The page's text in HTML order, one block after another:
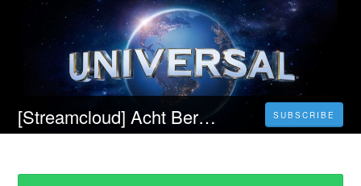
[Streamcloud] Acht Berge (2023) Ganzer Film Auf Deutsch Online Kostenlos SUBSCRIBE